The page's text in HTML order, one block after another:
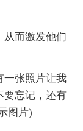
而激发他们
张照片让我
要忘记，还有
图片)